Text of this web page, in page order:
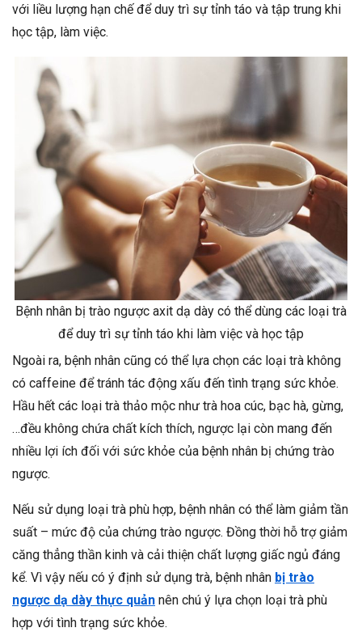
với liều lượng hạn chế để duy trì sự tỉnh táo và tập trung khi
học tập, làm việc.
Bệnh nhân bị trào ngược axit dạ dày có thể dùng các loại trà
để duy trì sự tỉnh táo khi làm việc và học tập
Ngoài ra, bệnh nhân cũng có thể lựa chọn các loại trà không
có caffeine để tránh tác động xấu đến tình trạng sức khỏe.
Hầu hết các loại trà thảo mộc như trà hoa cúc, bạc hà, gừng,
…đều không chứa chất kích thích, ngược lại còn mang đến
nhiều lợi ích đối với sức khỏe của bệnh nhân bị chứng trào
ngược.
Nếu sử dụng loại trà phù hợp, bệnh nhân có thể làm giảm tần
suất – mức độ của chứng trào ngược. Đồng thời hỗ trợ giảm
căng thẳng thần kinh và cải thiện chất lượng giấc ngủ đáng
kể. Vì vậy nếu có ý định sử dụng trà, bệnh nhân bị trào
ngược dạ dày thực quản nên chú ý lựa chọn loại trà phù
hợp với tình trạng sức khỏe.